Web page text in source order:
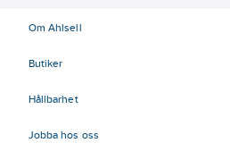
Om Ahlsell
Butiker
Hållbarhet
Jobba hos oss